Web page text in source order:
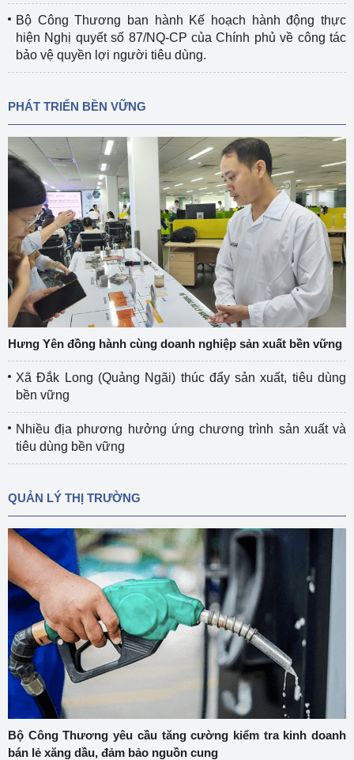
Bộ Công Thương ban hành Kế hoạch hành động thực
hiện Nghị quyết số 87/NQ-CP của Chính phủ về công tác
bảo vệ quyền lợi người tiêu dùng.
PHÁT TRIỂN BỀN VỮNG
Hưng Yên đồng hành cùng doanh nghiệp sản xuất bền vững
Xã Đắk Long (Quảng Ngãi) thúc đẩy sản xuất, tiêu dùng
bền vững
Nhiều địa phương hưởng ứng chương trình sản xuất và
tiêu dùng bền vững
QUẢN LÝ THỊ TRƯỜNG
Bộ Công Thương yêu cầu tăng cường kiểm tra kinh doanh
bán lẻ xăng dầu, đảm bảo nguồn cung